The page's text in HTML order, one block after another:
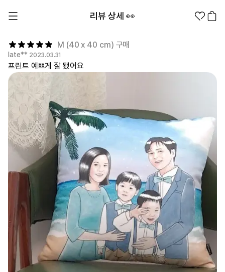
M (40 x 40 cm) 구매
late** 2023.03.31
프린트 예쁘게 잘 됐어요
리뷰 상세 👀
1분컷 무료 템플릿 대량 주문 기업/웰컴 키트
의류
팬굿즈
지류
문구/오피스
스마트폰
의류 카테고리
전체상품 1분컷 티셔츠 티셔츠
셔츠 맨투맨